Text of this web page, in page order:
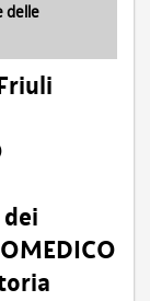
delle